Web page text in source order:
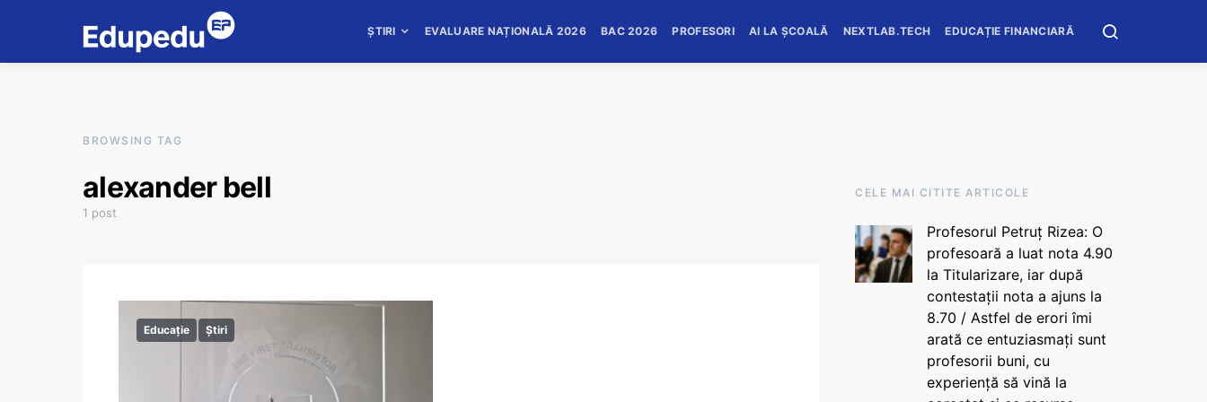
ȘTIRI EVALUARE NAȚIONALĂ 2026 BAC 2026 PROFESORI AI LA ȘCOALĂ NEXTLAB.TECH EDUCAȚIE FINANCIARĂ
BROWSING TAG
alexander bell
1 post
Educație Știri
CELE MAI CITITE ARTICOLE
Profesorul Petruț Rizea: O
profesoară a luat nota 4.90
la Titularizare, iar după
contestații nota a ajuns la
8.70 / Astfel de erori îmi
arată ce entuziasmați sunt
profesorii buni, cu
experiență să vină la